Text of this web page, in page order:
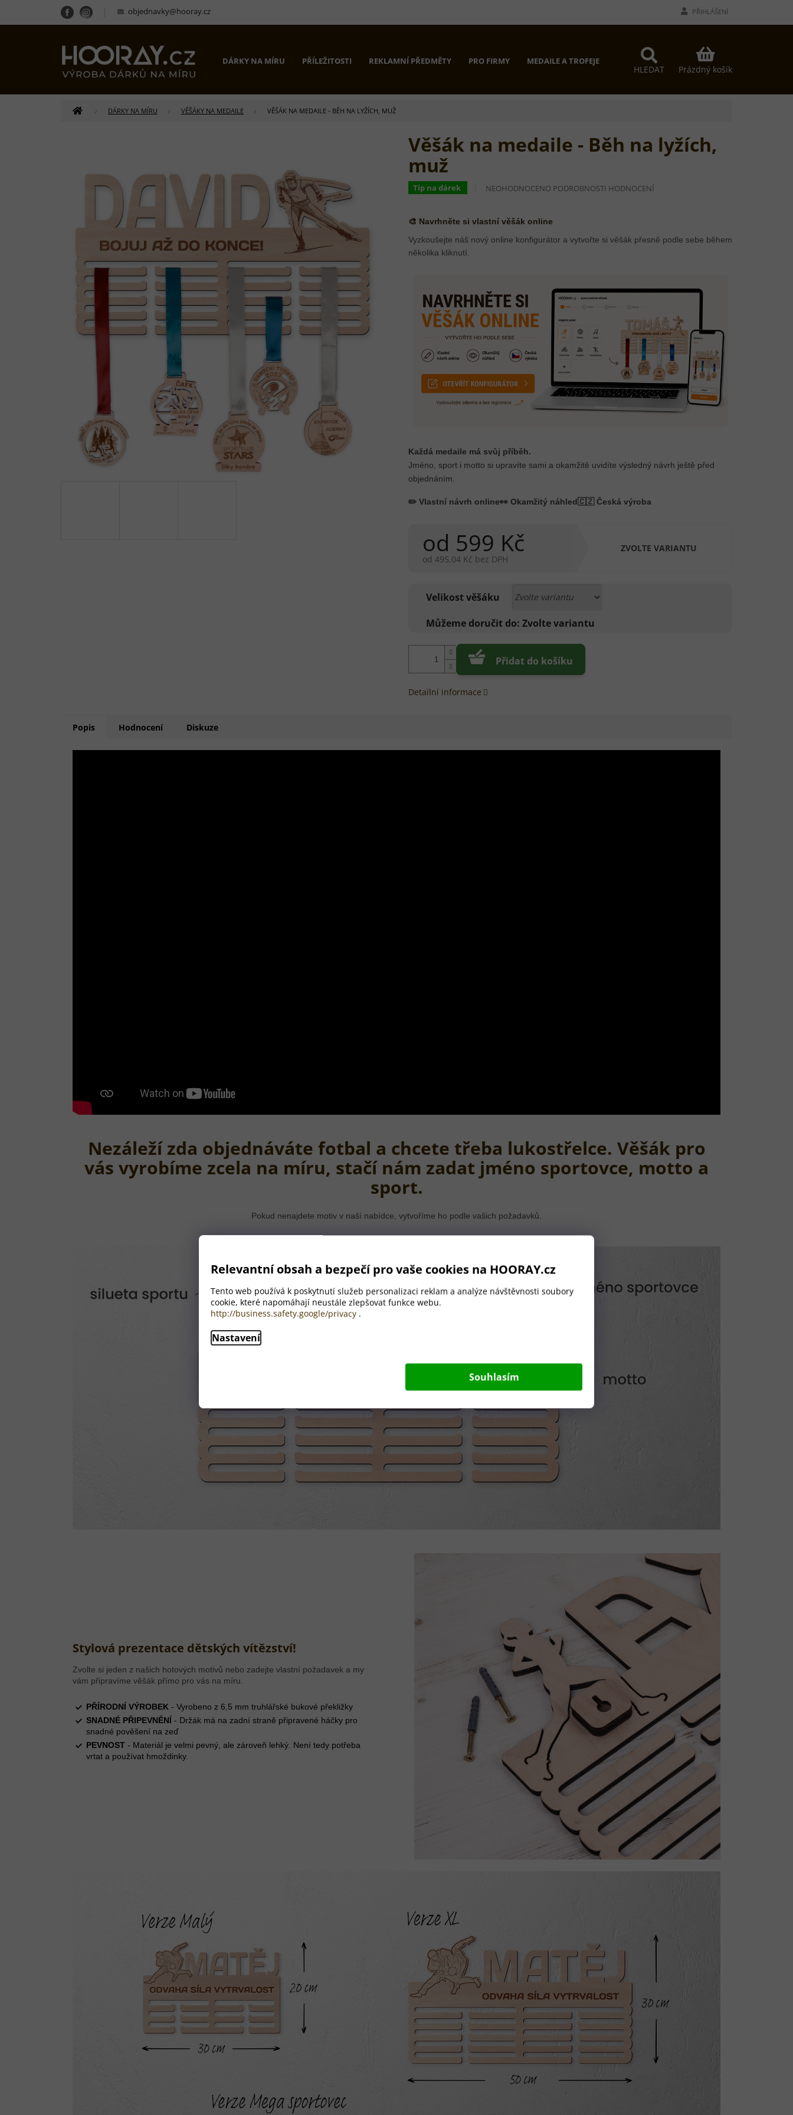
Relevantní obsah a bezpečí pro vaše cookies na HOORAY.cz
Tento web používá k poskytnutí služeb personalizaci reklam a analýze návštěvnosti soubory
cookie, které napomáhají neustále zlepšovat funkce webu.
http://business.safety.google/privacy .
Nastavení
Souhlasím
obsah
objednavky@hooray.cz PŘIHLÁŠENÍ
HLEDAT
NÁKUPNÍ
KOŠÍK
Prázdný košík
DÁRKY NA MÍRU PŘÍLEŽITOSTI REKLAMNÍ PŘEDMĚTY PRO FIRMY MEDAILE A TROFEJE PROČ MY? KONTAKTY
DOMŮ DÁRKY NA MÍRU VĚŠÁKY NA MEDAILE VĚŠÁK NA MEDAILE - BĚH NA LYŽÍCH, MUŽ
Věšák na medaile - Běh na lyžích,
muž
Tip na dárek
PRŮMĚRNÉ
JE
0,0
Z
5
NEOHODNOCENO PODROBNOSTI HODNOCENÍ
od 599 Kč
od 495,04 Kč bez DPH
ZVOLTE VARIANTU
Velikost věšáku
Můžeme doručit do: Zvolte variantu
Přidat do košíku
🎨 Navrhněte si vlastní věšák online
Vyzkoušejte náš nový online konfigurátor a vytvořte si věšák přesně podle sebe během
několika kliknutí.
Každá medaile má svůj příběh.
Jméno, sport i motto si upravíte sami a okamžitě uvidíte výsledný návrh ještě před
objednáním.
✏️ Vlastní návrh online👀 Okamžitý náhled 🇨🇿 Česká výroba
Detailní informace
Popis Hodnocení Diskuze
Nezáleží zda objednáváte fotbal a chcete třeba lukostřelce. Věšák pro
vás vyrobíme zcela na míru, stačí nám zadat jméno sportovce, motto a
sport.
Pokud nenajdete motiv v naší nabídce, vytvoříme ho podle vašich požadavků.
Stylová prezentace dětských vítězství!
Zvolte si jeden z našich hotových motivů nebo zadejte vlastní požadavek a my
vám připravíme věšák přímo pro vás na míru.
PŘÍRODNÍ VÝROBEK - Vyrobeno z 6,5 mm truhlářské bukové překližky
SNADNÉ PŘIPEVNĚNÍ - Držák má na zadní straně připravené háčky pro
snadné pověšení na zeď
PEVNOST - Materiál je velmi pevný, ale zároveň lehký. Není tedy potřeba
vrtat a používat hmoždinky.